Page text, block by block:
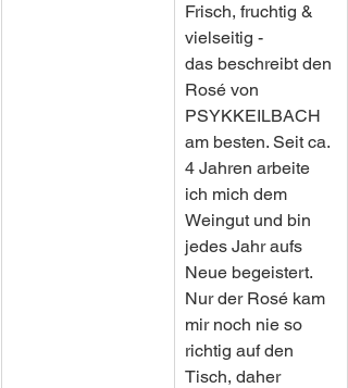
Frisch, fruchtig &
vielseitig -
das beschreibt den
Rosé von
PSYKKEILBACH
am besten. Seit ca.
4 Jahren arbeite
ich mich dem
Weingut und bin
jedes Jahr aufs
Neue begeistert.
Nur der Rosé kam
mir noch nie so
richtig auf den
Tisch, daher